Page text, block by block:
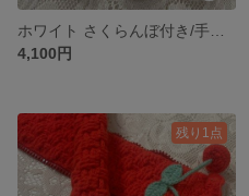
4,100円
残り1点